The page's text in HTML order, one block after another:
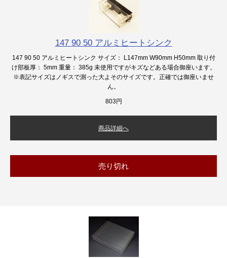
147 90 50 アルミヒートシンク
147 90 50 アルミヒートシンク サイズ： L147mm W90mm H50mm 取り付
け部板厚： 5mm 重量： 385g 未使用ですがキズなどある場合御座います。
※表記サイズはノギスで測った大よそのサイズです。正確では御座いませ
ん。
803円
商品詳細へ
売り切れ